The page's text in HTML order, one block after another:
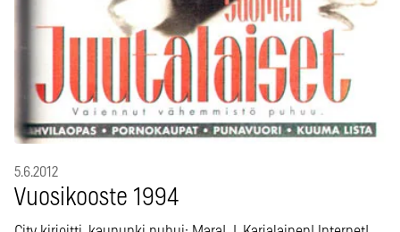
5.6.2012
Vuosikooste 1994